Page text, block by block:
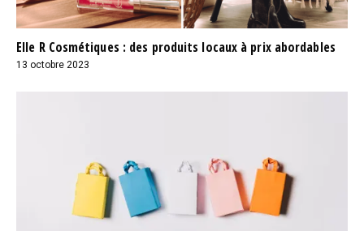
Elle R Cosmétiques : des produits locaux à prix abordables
13 octobre 2023